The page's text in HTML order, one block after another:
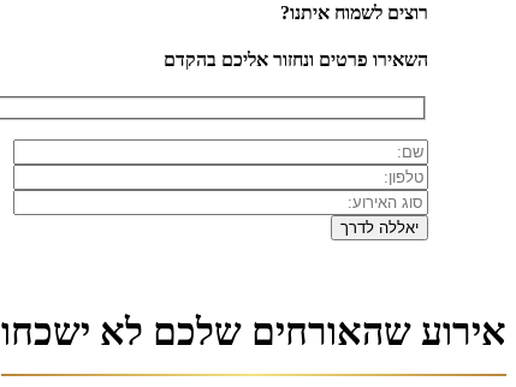
רוצים לשמוח איתנו?
השאירו פרטים ונחזור אליכם בהקדם
אירוע שהאורחים שלכם לא ישכחו